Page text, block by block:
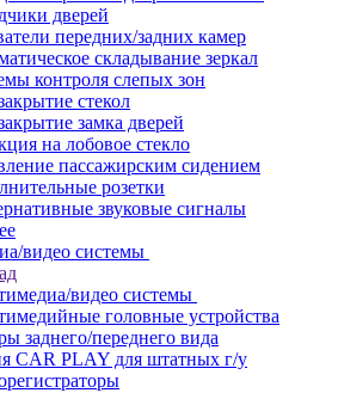
дверей
передних/задних камер
складывание зеркал
контроля слепых зон
стекол
замка дверей
на лобовое стекло
пассажирским сидением
розетки
звуковые сигналы
видео системы
видео системы
головные устройства
заднего/переднего вида
CAR PLAY для штатных г/у